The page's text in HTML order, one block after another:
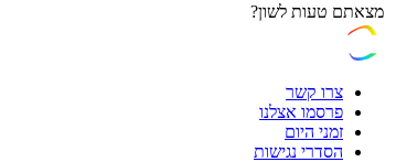
מצאתם טעות לשון?
צרו קשר
פרסמו אצלנו
זמני היום
הסדרי נגישות